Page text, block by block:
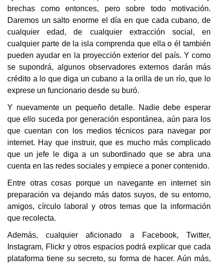
brechas como entonces, pero sobre todo motivación.
Daremos un salto enorme el día en que cada cubano, de
cualquier edad, de cualquier extracción social, en
cualquier parte de la isla comprenda que ella o él también
pueden ayudar en la proyección exterior del país. Y como
se supondrá, algunos observadores externos darán más
crédito a lo que diga un cubano a la orilla de un río, que lo
exprese un funcionario desde su buró.
Y nuevamente un pequeño detalle. Nadie debe esperar
que ello suceda por generación espontánea, aún para los
que cuentan con los medios técnicos para navegar por
internet. Hay que instruir, que es mucho más complicado
que un jefe le diga a un subordinado que se abra una
cuenta en las redes sociales y empiece a poner contenido.
Entre otras cosas porque un navegante en internet sin
preparación va dejando más datos suyos, de su entorno,
amigos, círculo laboral y otros temas que la información
que recolecta.
Además, cualquier aficionado a Facebook, Twitter,
Instagram, Flickr y otros espacios podrá explicar que cada
plataforma tiene su secreto, su forma de hacer. Aún más,